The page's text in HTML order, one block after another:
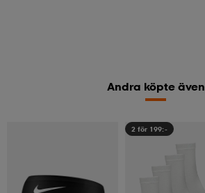
Andra köpte även
2 för 199:-